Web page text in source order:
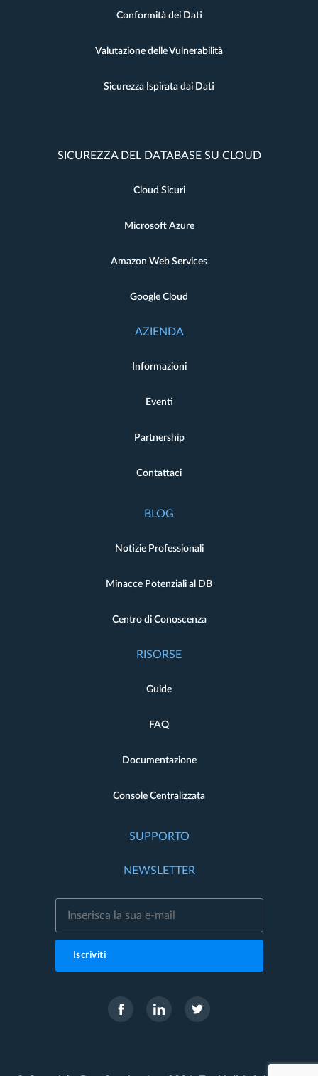
Conformità dei Dati
Valutazione delle Vulnerabilità
Sicurezza Ispirata dai Dati
SICUREZZA DEL DATABASE SU CLOUD
Cloud Sicuri
Microsoft Azure
Amazon Web Services
Google Cloud
AZIENDA
Informazioni
Eventi
Partnership
Contattaci
BLOG
Notizie Professionali
Minacce Potenziali al DB
Centro di Conoscenza
RISORSE
Guide
FAQ
Documentazione
Console Centralizzata
SUPPORTO
NEWSLETTER
Iscriviti